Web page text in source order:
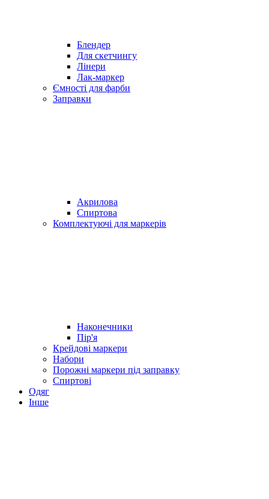
Блендер
Для скетчингу
Лінери
Лак-маркер
Ємності для фарби
Заправки
Акрилова
Спиртова
Комплектуючі для маркерів
Наконечники
Пір'я
Крейдові маркери
Набори
Порожні маркери під заправку
Спиртові
Одяг
Інше